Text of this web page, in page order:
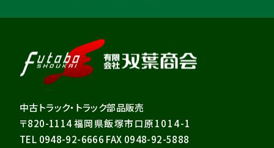
中古トラック・トラック部品販売
〒820-1114福岡県飯塚市口原1014-1
TEL 0948-92-6666 FAX 0948-92-5888